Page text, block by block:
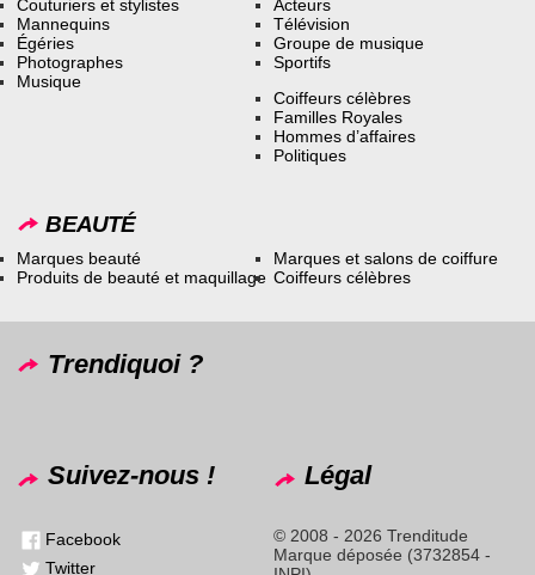
Couturiers et stylistes
Mannequins
Égéries
Photographes
Musique
Acteurs
Télévision
Groupe de musique
Sportifs
Coiffeurs célèbres
Familles Royales
Hommes d’affaires
Politiques
BEAUTÉ
Marques beauté
Produits de beauté et maquillage
Marques et salons de coiffure
Coiffeurs célèbres
Trendiquoi ?
Suivez-nous !
Facebook
Twitter
Légal
© 2008 - 2026 Trenditude
Marque déposée (3732854 -